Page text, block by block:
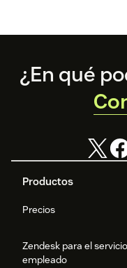
Footer
Productos
Precios
Zendesk para el
empleado
¿En qué